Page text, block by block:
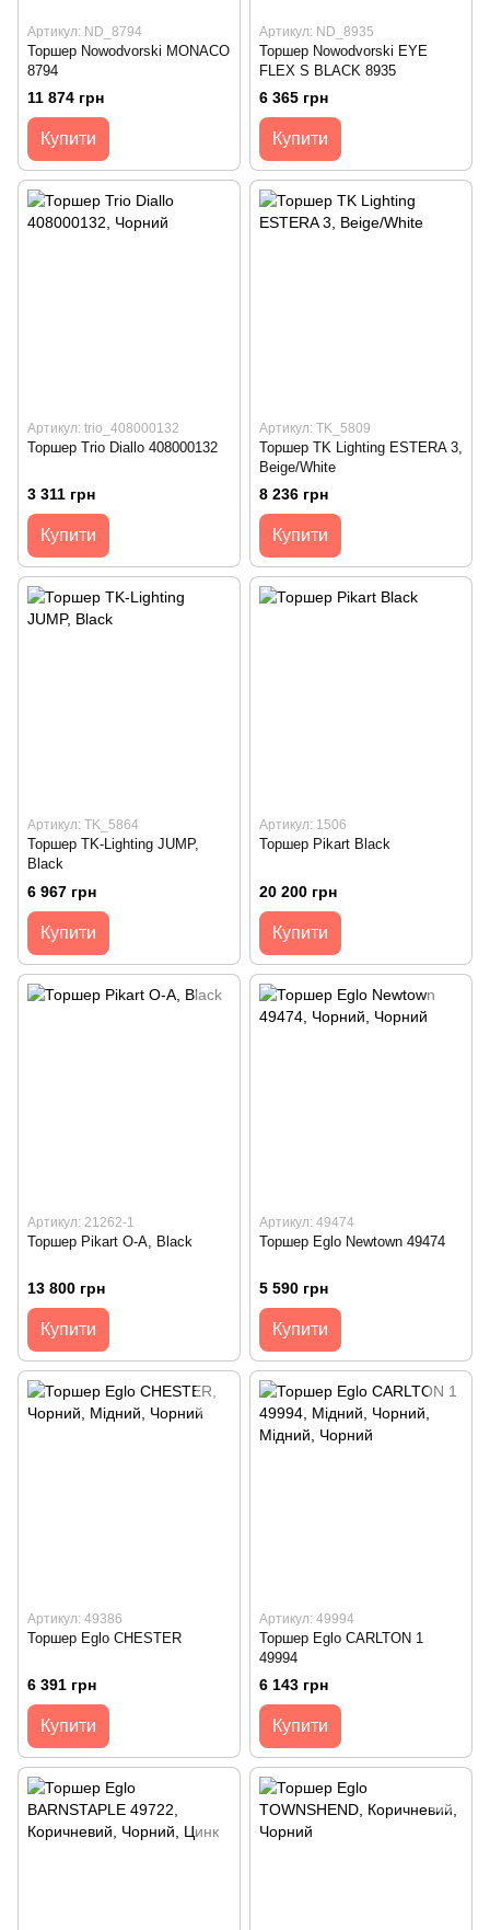
Артикул: ND_8794
Торшер Nowodvorski MONACO
8794
11 874 грн
Купити
Артикул: ND_8935
Торшер Nowodvorski EYE
FLEX S BLACK 8935
6 365 грн
Купити
Артикул: trio_408000132
Торшер Trio Diallo 408000132
3 311 грн
Купити
Артикул: TK_5809
Торшер TK Lighting ESTERA 3,
Beige/White
8 236 грн
Купити
Артикул: TK_5864
Торшер TK-Lighting JUMP,
Black
6 967 грн
Купити
Артикул: 1506
Торшер Pikart Black
20 200 грн
Купити
Артикул: 21262-1
Торшер Pikart O-A, Black
13 800 грн
Купити
Артикул: 49474
Торшер Eglo Newtown 49474
5 590 грн
Купити
Артикул: 49386
Торшер Eglo CHESTER
6 391 грн
Купити
Артикул: 49994
Торшер Eglo CARLTON 1
49994
6 143 грн
Купити